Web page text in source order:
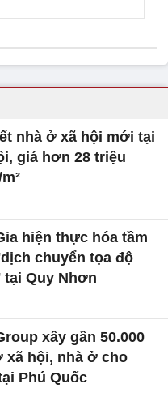
nhà ở xã hội mới tại
giá hơn 28 triệu
hiện thực hóa tầm
chuyển tọa độ
tại Quy Nhơn
xây gần 50.000
xã hội, nhà ở cho
Phú Quốc